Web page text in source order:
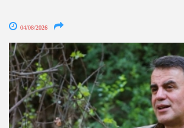
04/08/2026